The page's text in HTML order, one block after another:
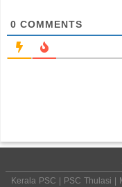
0 COMMENTS
Kerala PSC | PSC Thulasi |